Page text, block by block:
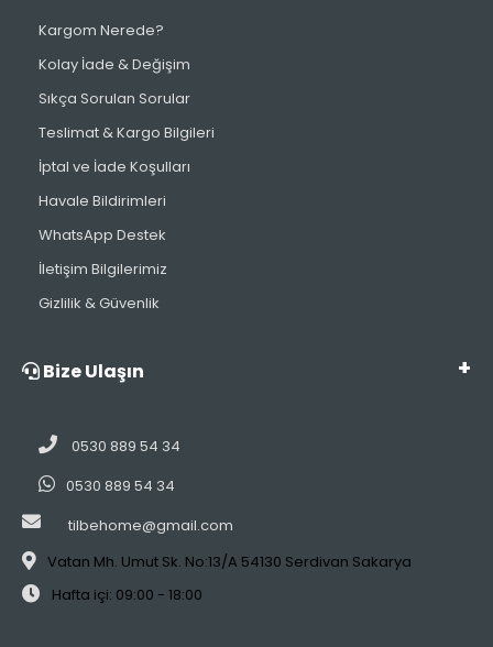
Kargom Nerede?
Kolay İade & Değişim
Sıkça Sorulan Sorular
Teslimat & Kargo Bilgileri
İptal ve İade Koşulları
Havale Bildirimleri
WhatsApp Destek
İletişim Bilgilerimiz
Gizlilik & Güvenlik
Bize Ulaşın
0530 889 54 34
0530 889 54 34
tilbehome@gmail.com
Vatan Mh. Umut Sk. No:13/A 54130 Serdivan Sakarya
Hafta içi: 09:00 - 18:00